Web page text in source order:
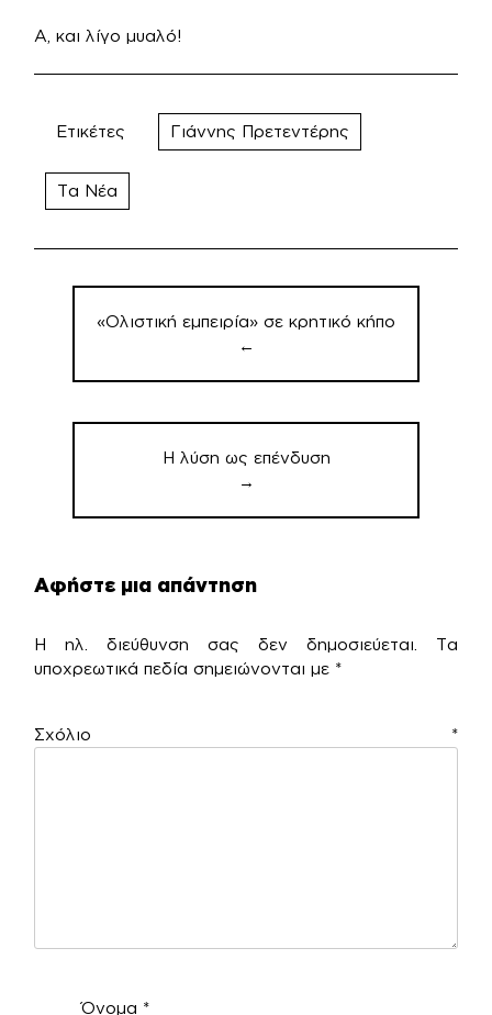
Α, και λίγο μυαλό!
Ετικέτες Γιάννης Πρετεντέρης
Τα Νέα
Πλοήγηση
άρθρων
«Ολιστική εμπειρία» σε κρητικό κήπο
←
Η λύση ως επένδυση
→
Αφήστε μια απάντηση
Η ηλ. διεύθυνση σας δεν δημοσιεύεται.
Τα
υποχρεωτικά πεδία σημειώνονται με *
Σχόλιο *
Όνομα *